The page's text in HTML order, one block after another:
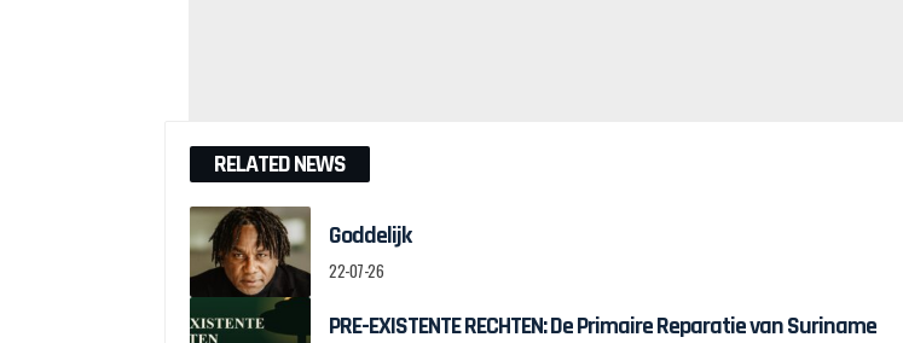
RELATED NEWS
Goddelijk
22-07-26
PRE-EXISTENTE RECHTEN: De Primaire Reparatie van Suriname